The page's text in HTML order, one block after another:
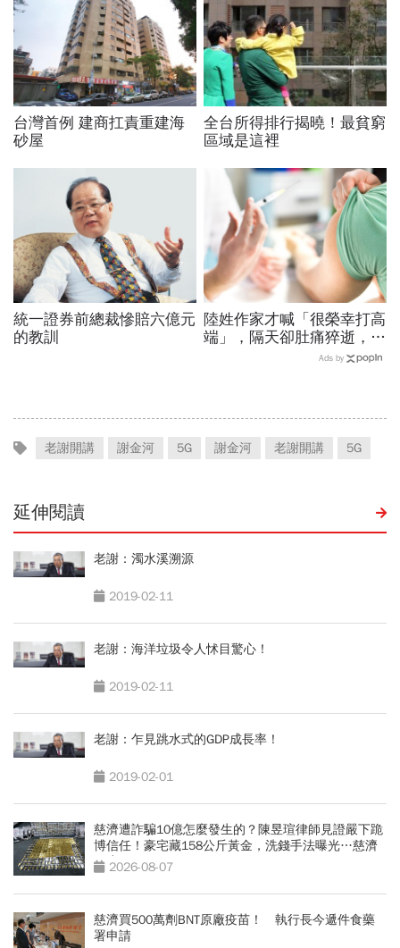
台灣首例 建商扛責重建海
砂屋
全台所得排行揭曉！最貧窮
區域是這裡
統一證券前總裁慘賠六億元
的教訓
陸姓作家才喊「很榮幸打高
端」，隔天卻肚痛猝逝，來
自馬來西亞的他積極參與社
Ads by
老謝開講 謝金河 5G 謝金河 老謝開講 5G
延伸閱讀
老謝：濁水溪溯源
2019-02-11
老謝：海洋垃圾令人怵目驚心！
2019-02-11
老謝：乍見跳水式的GDP成長率！
2019-02-01
慈濟遭詐騙10億怎麼發生的？陳昱瑄律師見證嚴下跪
博信任！豪宅藏158公斤黃金，洗錢手法曝光…慈濟
回應了
2026-08-07
慈濟買500萬劑BNT原廠疫苗！ 執行長今遞件食藥
署申請